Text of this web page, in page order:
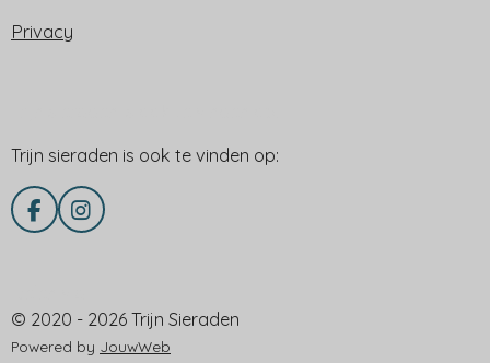
Privacy
Trijn sieraden is ook te vinden op:
F
a
o
o
I
n
g
r
© 2020 - 2026 Trijn Sieraden
Powered by JouwWeb